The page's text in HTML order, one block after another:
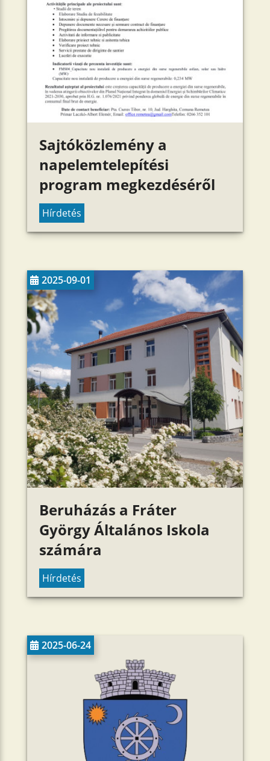
Sajtóközlemény a
napelemtelepítési
program megkezdéséről
Hírdetés
2025-09-01
Beruházás a Fráter
György Általános Iskola
számára
Hírdetés
2025-06-24